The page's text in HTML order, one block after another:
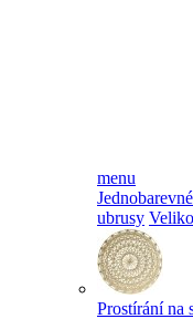
menu
ubrusy
Prostírání na